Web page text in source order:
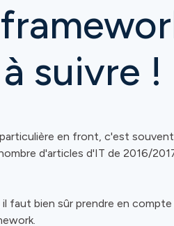
suivre !
en front, c'est souvent
d'articles d'IT de 2016/
faut bien sûr prendre en